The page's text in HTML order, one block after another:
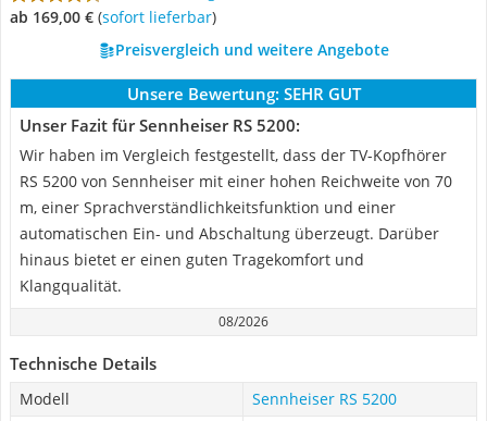
ab 169,00 € ( Sofort lieferbar)
Preisvergleich und weitere Angebote
Unsere Bewertung: SEHR GUT
Unser Fazit für Sennheiser RS 5200:
Wir haben im Vergleich festgestellt, dass der TV-Kopfhörer
RS 5200 von Sennheiser mit einer hohen Reichweite von 70
m, einer Sprachverständlichkeitsfunktion und einer
automatischen Ein- und Abschaltung überzeugt. Darüber
hinaus bietet er einen guten Tragekomfort und
Klangqualität.
08/2026
Technische Details
Modell
Sennheiser RS 5200